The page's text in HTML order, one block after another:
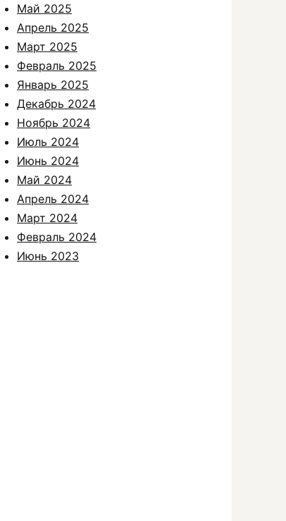
Май 2025
Апрель 2025
Март 2025
Февраль 2025
Январь 2025
Декабрь 2024
Ноябрь 2024
Июль 2024
Июнь 2024
Май 2024
Апрель 2024
Март 2024
Февраль 2024
Июнь 2023